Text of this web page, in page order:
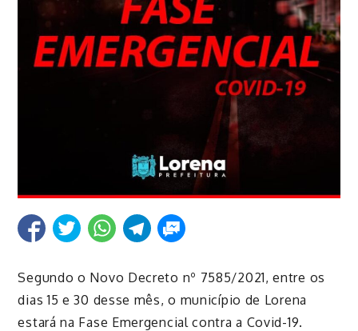
Segundo o Novo Decreto nº 7585/2021, entre os
dias 15 e 30 desse mês, o município de Lorena
estará na Fase Emergencial contra a Covid-19.